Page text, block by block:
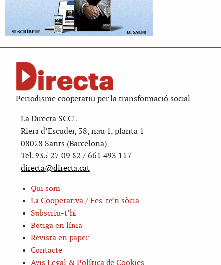
Periodisme cooperatiu per la transformació social
La Directa SCCL
Riera d’Escuder, 38, nau 1, planta 1
08028 Sants (Barcelona)
Tel. 935 27 09 82 / 661 493 117
directa@directa.cat
Qui som
La Cooperativa / Fes-te’n sòcia
Subscriu-t’hi
Botiga en línia
Revista en paper
Contacte
Avis Legal & Política de Cookies